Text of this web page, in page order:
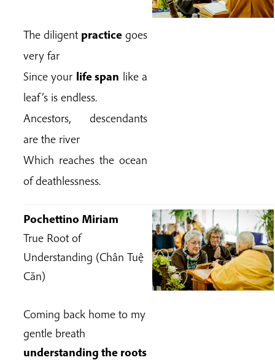
The diligent practice goes
very far
Since your life span like a
leaf’s is endless.
Ancestors, descendants
are the river
Which reaches the ocean
of deathlessness.
Pochettino Miriam
True Root of
Understanding (Chân Tuệ
Căn)
Coming back home to my
gentle breath
understanding the roots